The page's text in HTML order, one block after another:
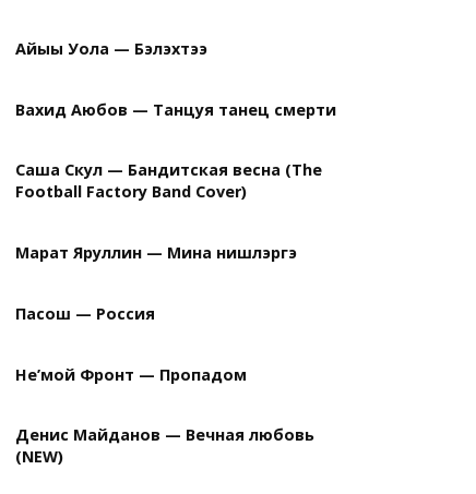
Айыы Уола — Бэлэхтээ
Вахид Аюбов — Танцуя танец смерти
Саша Скул — Бандитская весна (The
Football Factory Band Cover)
Марат Яруллин — Мина нишлэргэ
Пасош — Россия
Не’мой Фронт — Пропадом
Денис Майданов — Вечная любовь
(NEW)